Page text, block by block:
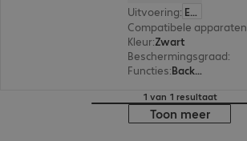
Uitvoering: Europa
Compatibele apparaten
Kleur:Zwart
Beschermingsgraad:
Functies: Back protection
1 van 1 resultaat
Toon meer